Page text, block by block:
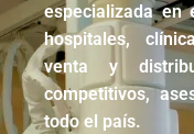
especializada en
hospitales,
venta y
competitivos,
todo el país.